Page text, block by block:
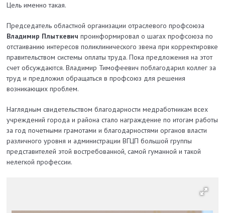
Цель именно такая.
Председатель областной организации отраслевого профсоюза
Владимир Плыткевич проинформировал о шагах профсоюза по
отстаиванию интересов поликлинического звена при корректировке
правительством системы оплаты труда. Пока предложения на этот
счет обсуждаются. Владимир Тимофеевич поблагодарил коллег за
труд и предложил обращаться в профсоюз для решения
возникающих проблем.
Наглядным свидетельством благодарности медработникам всех
учреждений города и района стало награждение по итогам работы
за год почетными грамотами и благодарностями органов власти
различного уровня и администрации ВГЦП большой группы
представителей этой востребованной, самой гуманной и такой
нелегкой профессии.